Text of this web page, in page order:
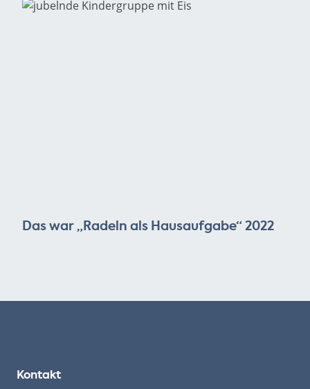
Das war „Radeln als Hausaufgabe“ 2022
Kontakt